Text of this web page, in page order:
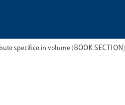
specifico in volume (BOOK SECTION)